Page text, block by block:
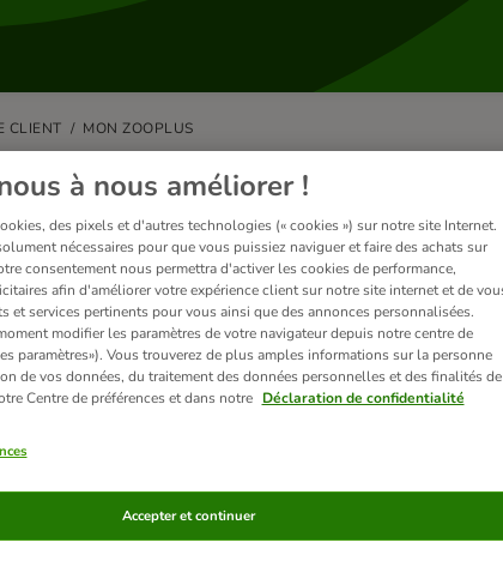
CLIENT MON ZOOPLUS
créer un compte client « Mon
zooplus" est rapide, facile, et entièrement gratuit !
de 2 façons différentes :
zooplus" en haut à droite de la page, sélectionnez "Créer un
votre panier, vous aurez la possibilité de créer un compte lors de
et en remplissant le formulaire.
et vous pouvez commencer à profiter de tous ses avantages
à nous améliorer !
des pixels et d'autres technologies (« cookies ») sur notre site Internet.
nécessaires pour que vous puissiez naviguer et faire des achats sur
consentement nous permettra d'activer les cookies de performance,
afin d'améliorer votre expérience client sur notre site internet et de
et services pertinents pour vous ainsi que des annonces personnalisées.
modifier les paramètres de votre navigateur depuis notre centre de
paramètres»). Vous trouverez de plus amples informations sur la personne
de vos données, du traitement des données personnelles et des finalités de
Centre de préférences et dans notre Déclaration de confidentialité
Accepter et continuer